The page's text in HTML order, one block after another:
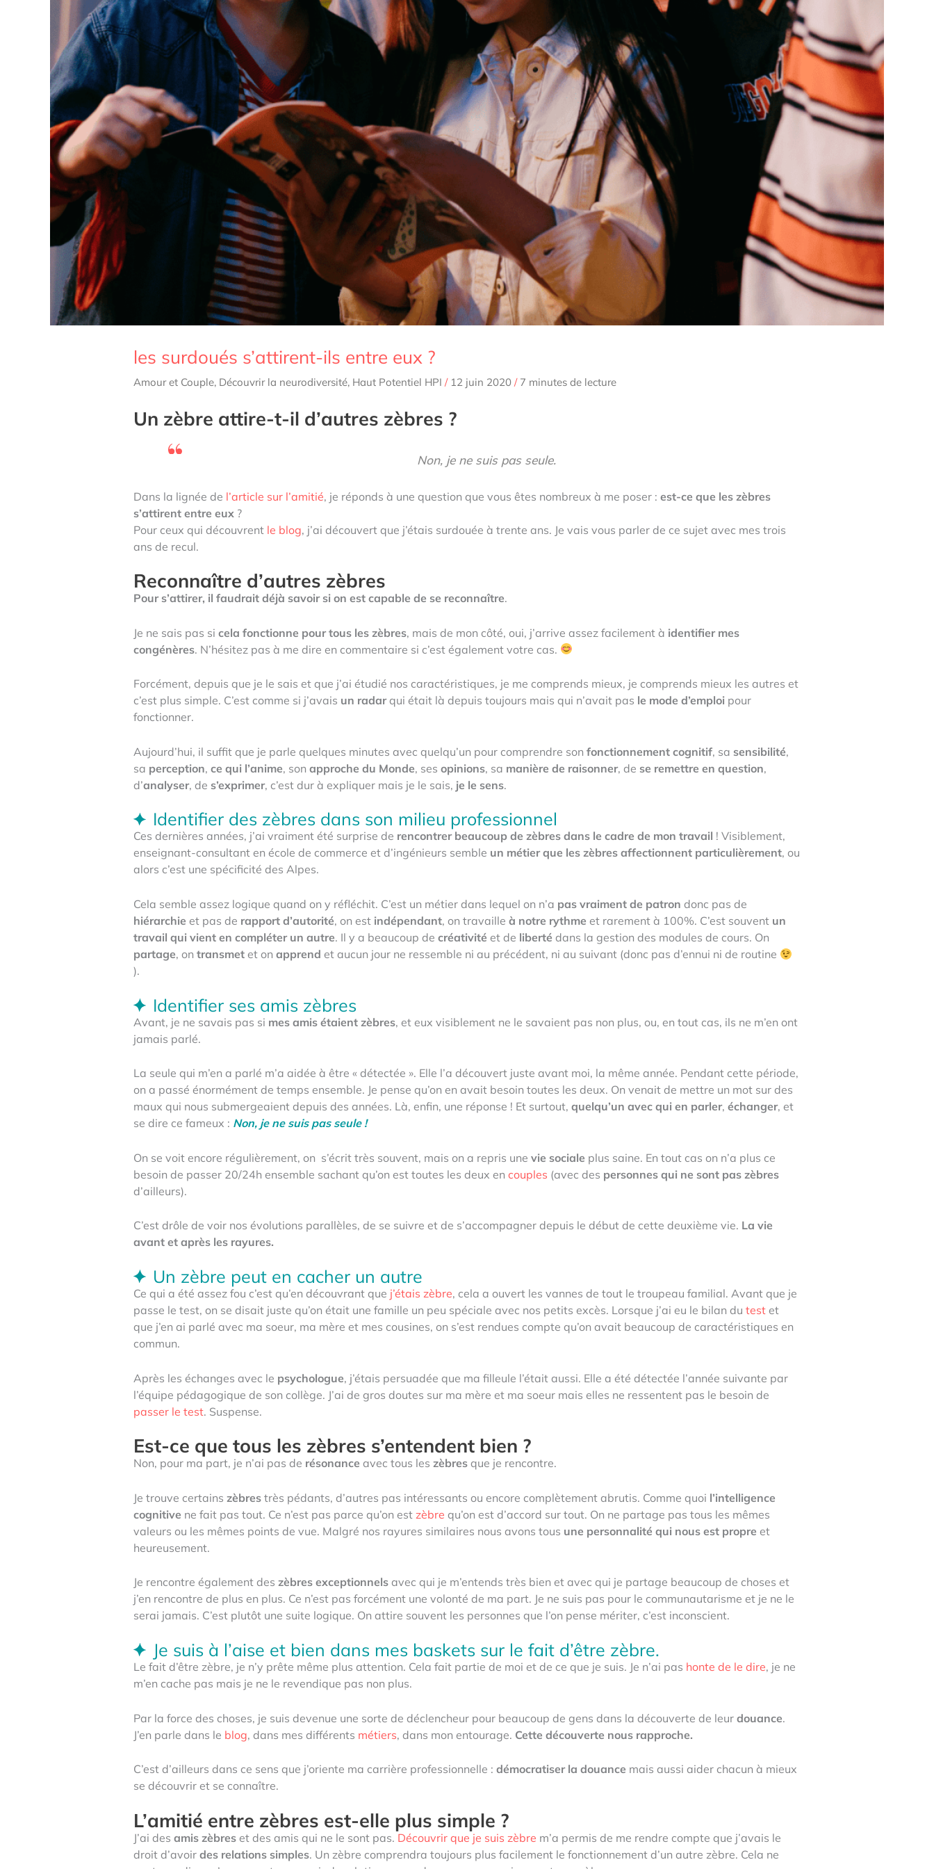
les surdoués s’attirent-ils entre eux ?
Amour et Couple, Découvrir la neurodiversité, Haut Potentiel HPI / 12 juin 2020 / 7 minutes de lecture
Un zèbre attire-t-il d’autres zèbres ?
Non, je ne suis pas seule.
Dans la lignée de l’article sur l’amitié, je réponds à une question que vous êtes nombreux à me poser : est-ce que les zèbres
s’attirent entre eux ?
Pour ceux qui découvrent le blog, j’ai découvert que j’étais surdouée à trente ans. Je vais vous parler de ce sujet avec mes trois
ans de recul.
Reconnaître d’autres zèbres
Pour s’attirer, il faudrait déjà savoir si on est capable de se reconnaître.
Je ne sais pas si cela fonctionne pour tous les zèbres, mais de mon côté, oui, j’arrive assez facilement à identifier mes
congénères. N’hésitez pas à me dire en commentaire si c’est également votre cas.
Forcément, depuis que je le sais et que j’ai étudié nos caractéristiques, je me comprends mieux, je comprends mieux les autres et
c’est plus simple. C’est comme si j’avais un radarqui était là depuis toujours mais qui n’avait pas le mode d’emploi pour
fonctionner.
Aujourd’hui, il suffit que je parle quelques minutes avec quelqu’un pour comprendre son fonctionnement cognitif, sa sensibilité,
sa perception, ce qui l’anime, son approche du Monde, ses opinions, sa manière de raisonner, de se remettre en question,
d’analyser, de s’exprimer, c’est dur à expliquer mais je le sais, je le sens.
Identifier des zèbres dans son milieu professionnel
Ces dernières années, j’ai vraiment été surprise de rencontrer beaucoup de zèbres dans le cadre de mon travail ! Visiblement,
enseignant-consultant en école de commerce et d’ingénieurs semble un métier que les zèbres affectionnent particulièrement, ou
alors c’est une spécificité des Alpes.
Cela semble assez logique quand on y réfléchit. C’est un métier dans lequel on n’a pas vraiment de patron donc pas de
hiérarchie et pas de rapport d’autorité, on est indépendant, on travaille à notre rythme et rarement à 100%. C’est souvent un
travail qui vient en compléter un autre. Il y a beaucoup de créativité et de liberté dans la gestion des modules de cours. On
partage, on transmet et on apprend et aucun jour ne ressemble ni au précédent, ni au suivant (donc pas d’ennui ni de routine
).
Identifier ses amis zèbres
Avant, je ne savais pas si mes amis étaient zèbres, et eux visiblement ne le savaient pas non plus, ou, en tout cas, ils ne m’en ont
jamais parlé.
La seule qui m’en a parlé m’a aidée à être « détectée ». Elle l’a découvert juste avant moi, la même année. Pendant cette période,
on a passé énormément de temps ensemble. Je pense qu’on en avait besoin toutes les deux. On venait de mettre un mot sur des
maux qui nous submergeaient depuis des années. Là, enfin, une réponse ! Et surtout, quelqu’un avec qui en parler, échanger, et
se dire ce fameux : Non, je ne suis pas seule !
On se voit encore régulièrement, on s’écrit très souvent, mais on a repris une vie sociale plus saine. En tout cas on n’a plus ce
besoin de passer 20/24h ensemble sachant qu’on est toutes les deux en couples (avec des personnes qui ne sont pas zèbres
d’ailleurs).
C’est drôle de voir nos évolutions parallèles, de se suivre et de s’accompagner depuis le début de cette deuxième vie. La vie
avant et après les rayures.
Un zèbre peut en cacher un autre
Ce qui a été assez fou c’est qu’en découvrant que j’étais zèbre, cela a ouvert les vannes de tout le troupeau familial. Avant que je
passe le test, on se disait juste qu’on était une famille un peu spéciale avec nos petits excès. Lorsque j’ai eu le bilan du test et
que j’en ai parlé avec ma soeur, ma mère et mes cousines, on s’est rendues compte qu’on avait beaucoup de caractéristiques en
commun.
Après les échanges avec le psychologue, j’étais persuadée que ma filleule l’était aussi. Elle a été détectée l’année suivante par
l’équipe pédagogique de son collège. J’ai de gros doutes sur ma mère et ma soeur mais elles ne ressentent pas le besoin de
passer le test. Suspense.
Est-ce que tous les zèbres s’entendent bien ?
Non, pour ma part, je n’ai pas de résonance avec tous les zèbres que je rencontre.
Je trouve certains zèbres très pédants, d’autres pas intéressants ou encore complètement abrutis. Comme quoi l’intelligence
cognitive ne fait pas tout. Ce n’est pas parce qu’on est zèbre qu’on est d’accord sur tout. On ne partage pas tous les mêmes
valeurs ou les mêmes points de vue. Malgré nos rayures similaires nous avons tous une personnalité qui nous est propre et
heureusement.
Je rencontre également des zèbres exceptionnels avec qui je m’entends très bien et avec qui je partage beaucoup de choses et
j’en rencontre de plus en plus. Ce n’est pas forcément une volonté de ma part. Je ne suis pas pour le communautarisme et je ne le
serai jamais. C’est plutôt une suite logique. On attire souvent les personnes que l’on pense mériter, c’est inconscient.
Je suis à l’aise et bien dans mes baskets sur le fait d’être zèbre.
Le fait d’être zèbre, je n’y prête même plus attention. Cela fait partie de moi et de ce que je suis. Je n’ai pas honte de le dire, je ne
m’en cache pas mais je ne le revendique pas non plus.
Par la force des choses, je suis devenue une sorte de déclencheur pour beaucoup de gens dans la découverte de leur douance.
J’en parle dans le blog, dans mes différents métiers, dans mon entourage. Cette découverte nous rapproche.
C’est d’ailleurs dans ce sens que j’oriente ma carrière professionnelle : démocratiser la douance mais aussi aider chacun à mieux
se découvrir et se connaître.
L’amitié entre zèbres est-elle plus simple ?
J’ai des amis zèbres et des amis qui ne le sont pas. Découvrir que je suis zèbre m’a permis de me rendre compte que j’avais le
droit d’avoir des relations simples. Un zèbre comprendra toujours plus facilement le fonctionnement d’un autre zèbre. Cela ne